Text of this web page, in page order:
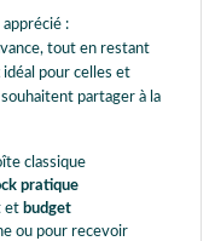
:
tout en restant
idéal pour celles et
partager à la
classique
pratique
et budget
ou pour recevoir